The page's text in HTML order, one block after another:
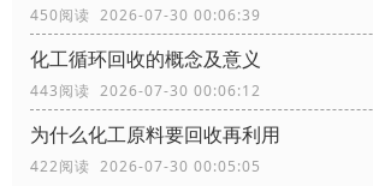
450阅读 2026-07-30 00:06:39
化工循环回收的概念及意义
443阅读 2026-07-30 00:06:12
为什么化工原料要回收再利用
422阅读 2026-07-30 00:05:05